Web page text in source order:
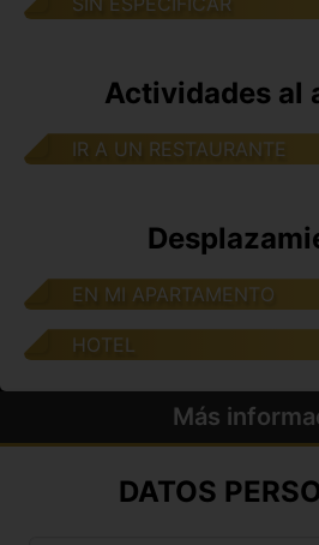
Actividades al
IR A UN RESTAURANTE
EN MI APARTAMENTO
HOTEL
Más
DATOS